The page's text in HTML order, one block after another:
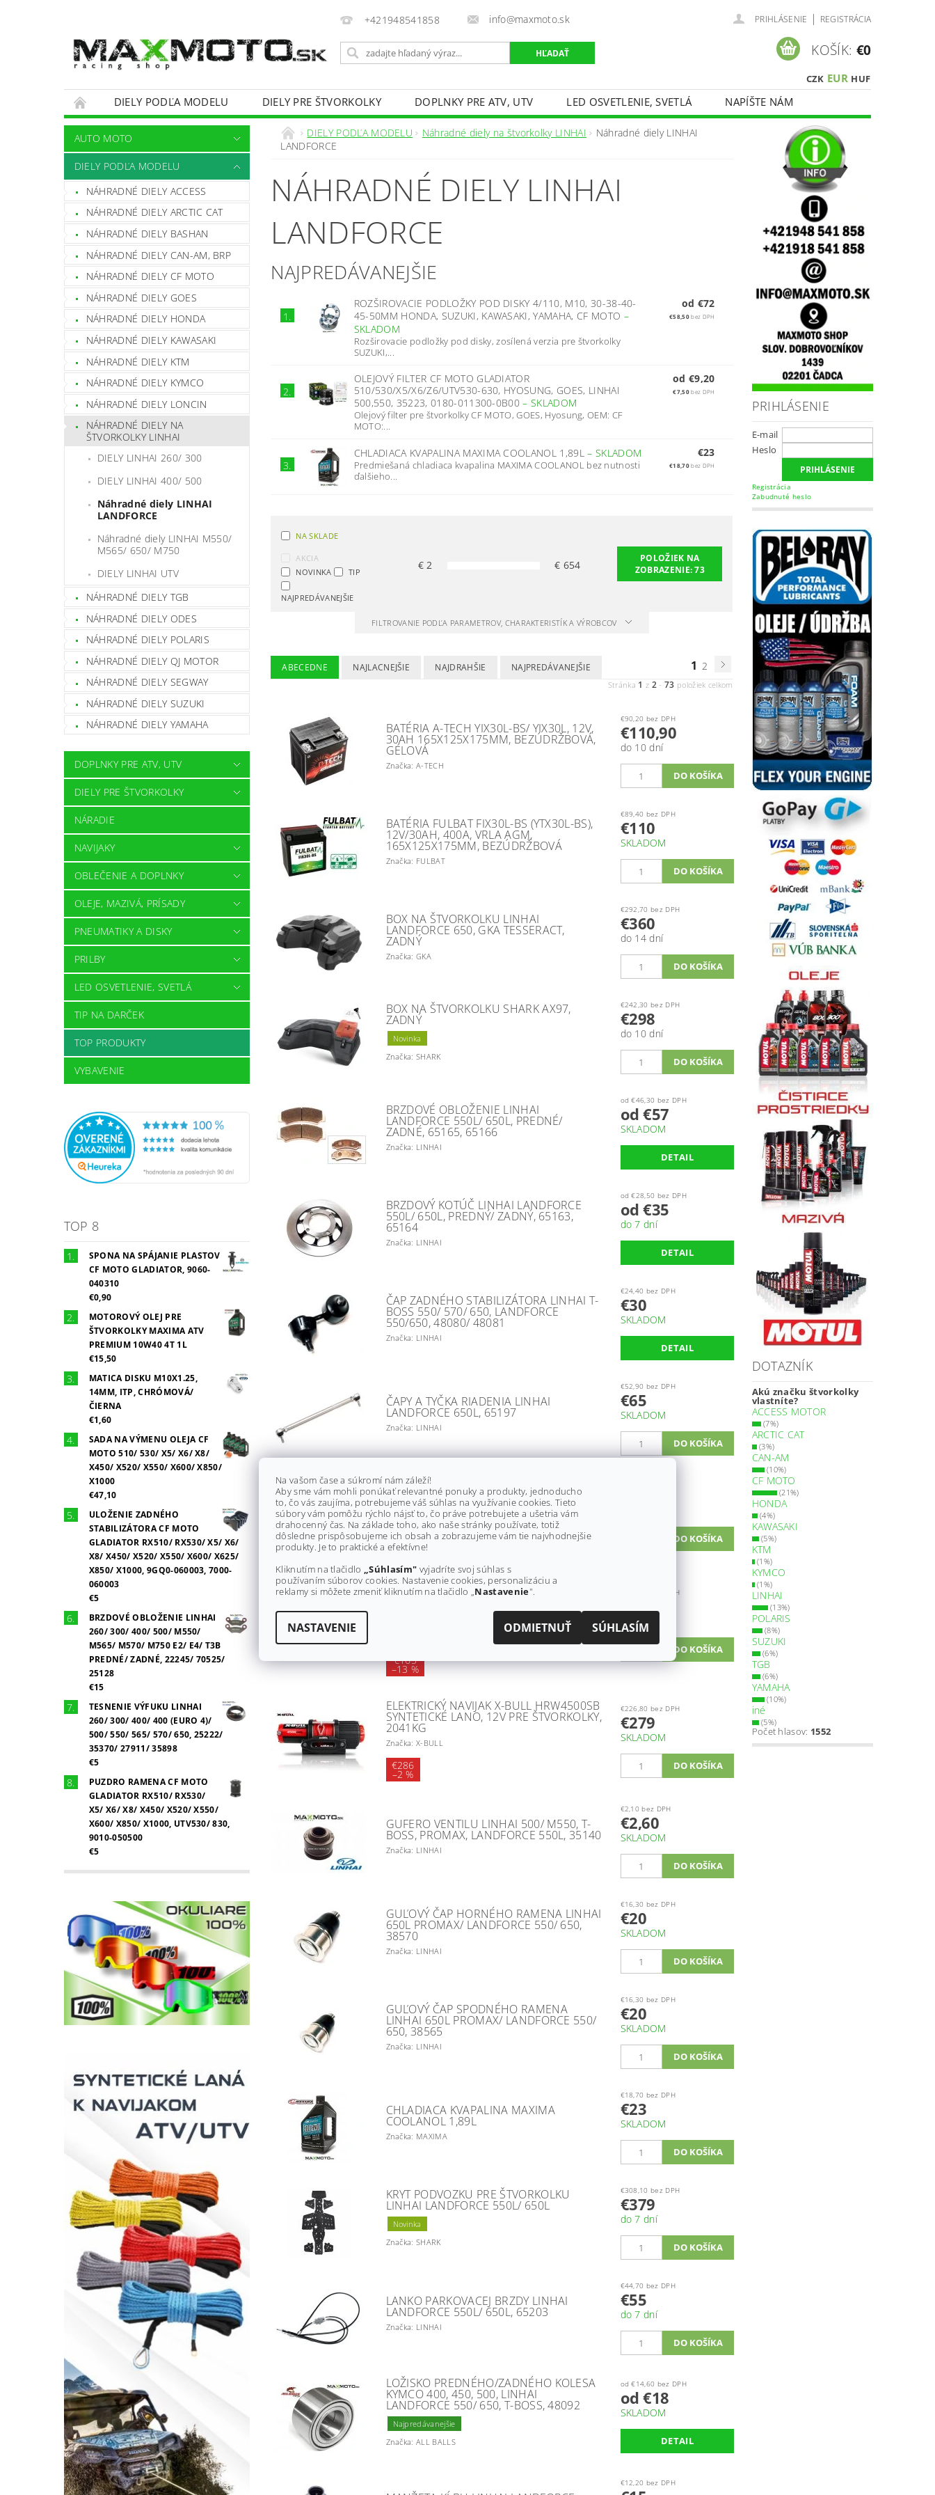
+421948541858 info@maxmoto.sk PRIHLÁSENIE | REGISTRÁCIA
CZK EUR HUF
KOŠÍK: €0
DIELY PODĽA MODELU DIELY PRE ŠTVORKOLKY DOPLNKY PRE ATV, UTV LED OSVETLENIE, SVETLÁ
NAPÍŠTE NÁM
OBCHODNÉ PODMIENKY
KONTAKTY
AUTO MOTO
DIELY PODĽA MODELU
NÁHRADNÉ DIELY ACCESS
NÁHRADNÉ DIELY ARCTIC CAT
NÁHRADNÉ DIELY BASHAN
NÁHRADNÉ DIELY CAN-AM, BRP
NÁHRADNÉ DIELY CF MOTO
NÁHRADNÉ DIELY GOES
NÁHRADNÉ DIELY HONDA
NÁHRADNÉ DIELY KAWASAKI
NÁHRADNÉ DIELY KTM
NÁHRADNÉ DIELY KYMCO
NÁHRADNÉ DIELY LONCIN
NÁHRADNÉ DIELY NA
ŠTVORKOLKY LINHAI
DIELY LINHAI 260/ 300
DIELY LINHAI 400/ 500
Náhradné diely LINHAI
LANDFORCE
Náhradné diely LINHAI M550/
M565/ 650/ M750
DIELY LINHAI UTV
NÁHRADNÉ DIELY TGB
NÁHRADNÉ DIELY ODES
NÁHRADNÉ DIELY POLARIS
NÁHRADNÉ DIELY QJ MOTOR
NÁHRADNÉ DIELY SEGWAY
NÁHRADNÉ DIELY SUZUKI
NÁHRADNÉ DIELY YAMAHA
DOPLNKY PRE ATV, UTV
DIELY PRE ŠTVORKOLKY
NÁRADIE
NAVIJAKY
OBLEČENIE A DOPLNKY
OLEJE, MAZIVÁ, PRÍSADY
PNEUMATIKY A DISKY
PRILBY
LED OSVETLENIE, SVETLÁ
TIP NA DARČEK
TOP PRODUKTY
VYBAVENIE
TOP 8
SPONA NA SPÁJANIE PLASTOV
CF MOTO GLADIATOR, 9060-
040310
€0,90
MOTOROVÝ OLEJ PRE
ŠTVORKOLKY MAXIMA ATV
PREMIUM 10W40 4T 1L
€15,50
MATICA DISKU M10X1.25,
14MM, ITP, CHRÓMOVÁ/
ČIERNA
€1,60
SADA NA VÝMENU OLEJA CF
MOTO 510/ 530/ X5/ X6/ X8/
X450/ X520/ X550/ X600/ X850/
X1000
€47,10
ULOŽENIE ZADNÉHO
STABILIZÁTORA CF MOTO
GLADIATOR RX510/ RX530/ X5/ X6/
X8/ X450/ X520/ X550/ X600/ X625/
X850/ X1000, 9GQ0-060003, 7000-
060003
€5
BRZDOVÉ OBLOŽENIE LINHAI
260/ 300/ 400/ 500/ M550/
M565/ M570/ M750 E2/ E4/ T3B
PREDNÉ/ ZADNÉ, 22245/ 70525/
25128
€15
TESNENIE VÝFUKU LINHAI
260/ 300/ 400/ 400 (EURO 4)/
500/ 550/ 565/ 570/ 650, 25222/
35370/ 27911/ 35898
€5
PUZDRO RAMENA CF MOTO
GLADIATOR RX510/ RX530/
X5/ X6/ X8/ X450/ X520/ X550/
X600/ X850/ X1000, UTV530/ 830,
9010-050500
€5
DIELY PODĽA MODELU Náhradné diely na štvorkolky LINHAI
Náhradné diely LINHAI
LANDFORCE
NÁHRADNÉ DIELY LINHAI
LANDFORCE
NAJPREDÁVANEJŠIE
1.
ROZŠIROVACIE PODLOŽKY POD DISKY 4/110, M10, 30-38-40-
45-50MM HONDA, SUZUKI, KAWASAKI, YAMAHA, CF MOTO –
SKLADOM
Rozširovacie podložky pod disky, zosílená verzia pre štvorkolky
SUZUKI,...
od €72
€58,50bez DPH
2.
OLEJOVÝ FILTER CF MOTO GLADIATOR
510/530/X5/X6/Z6/UTV530-630, HYOSUNG, GOES, LINHAI
500,550, 35223, 0180-011300-0B00–SKLADOM
Olejový filter pre štvorkolky CF MOTO, GOES, Hyosung, OEM: CF
MOTO:...
od €9,20
€7,50bez DPH
3.
CHLADIACA KVAPALINA MAXIMA COOLANOL 1,89L– SKLADOM
Predmiešaná chladiaca kvapalina MAXIMA COOLANOL bez nutnosti
ďalšieho...
€23
€18,70bez DPH
NA SKLADE
AKCIA
NOVINKA
TIP
NAJPREDÁVANEJŠIE
€ 2 € 654
POLOŽIEK NA
ZOBRAZENIE:73
FILTROVANIE PODĽA PARAMETROV, CHARAKTERISTÍK A VÝROBCOV
ABECEDNE NAJLACNEJŠIE NAJDRAHŠIE NAJPREDÁVANEJŠIE 1 2
Stránka 1 z 2 -73 položiek celkom
BATÉRIA A-TECH YIX30L-BS/ YIX30L, 12V,
30AH 165X125X175MM, BEZÚDRŽBOVÁ,
GÉLOVÁ
Značka: A-TECH
€90,20 bez DPH
€110,90
do 10 dní
BATÉRIA FULBAT FIX30L-BS (YTX30L-BS),
12V/30AH, 400A, VRLA AGM,
165X125X175MM, BEZÚDRŽBOVÁ
Značka: FULBAT
€89,40 bez DPH
€110
SKLADOM
BOX NA ŠTVORKOLKU LINHAI
LANDFORCE 650, GKA TESSERACT,
ZADNÝ
Značka: GKA
€292,70 bez DPH
€360
do 14 dní
BOX NA ŠTVORKOLKU SHARK AX97,
ZADNÝ
Novinka
Značka: SHARK
€242,30 bez DPH
€298
do 10 dní
BRZDOVÉ OBLOŽENIE LINHAI
LANDFORCE 550L/ 650L, PREDNÉ/
ZADNÉ, 65165, 65166
Značka: LINHAI
od €46,30 bez DPH
od €57
SKLADOM
DETAIL
BRZDOVÝ KOTÚČ LINHAI LANDFORCE
550L/ 650L, PREDNÝ/ ZADNÝ, 65163,
65164
Značka: LINHAI
od €28,50 bez DPH
od €35
do 7 dní
DETAIL
ČAP ZADNÉHO STABILIZÁTORA LINHAI T-
BOSS 550/ 570/ 650, LANDFORCE
550/650, 48080/ 48081
Značka: LINHAI
€24,40 bez DPH
€30
SKLADOM
DETAIL
ČAPY A TYČKA RIADENIA LINHAI
LANDFORCE 650L, 65197
Značka: LINHAI
€52,90 bez DPH
€65
SKLADOM
ČERPADLO PALIVA LINHAI LANDFORCE
550/ 650 L, 65129
Značka: LINHAI
€234
–35 %
ELEKTRICKÝ NAVIJAK X-BULL HRW3000B
SYNTETICKÉ LANO, 12V PRE ŠTVORKOLKY,
€165
–13 %
€115,50 bez DPH
€142
SKLADOM
ELEKTRICKÝ NAVIJAK X-BULL HRW4500SB
SYNTETICKÉ LANO, 12V PRE ŠTVORKOLKY,
2041KG
Značka: X-BULL
€286
–2 %
€226,80 bez DPH
€279
SKLADOM
GUFERO VENTILU LINHAI 500/ M550, T-
BOSS, PROMAX, LANDFORCE 550L, 35140
Značka: LINHAI
€2,10 bez DPH
€2,60
SKLADOM
GUĽOVÝ ČAP HORNÉHO RAMENA LINHAI
650L PROMAX/ LANDFORCE 550/ 650,
38570
Značka: LINHAI
€16,30 bez DPH
€20
SKLADOM
GUĽOVÝ ČAP SPODNÉHO RAMENA
LINHAI 650L PROMAX/ LANDFORCE 550/
650, 38565
Značka: LINHAI
€16,30 bez DPH
€20
SKLADOM
CHLADIACA KVAPALINA MAXIMA
COOLANOL 1,89L
Značka: MAXIMA
€18,70 bez DPH
€23
SKLADOM
KRYT PODVOZKU PRE ŠTVORKOLKU
LINHAI LANDFORCE 550L/ 650L
Novinka
Značka: SHARK
€308,10 bez DPH
€379
do 7 dní
LANKO PARKOVACEJ BRZDY LINHAI
LANDFORCE 550L/ 650L, 65203
Značka: LINHAI
€44,70 bez DPH
€55
do 7 dní
LOŽISKO PREDNÉHO/ZADNÉHO KOLESA
KYMCO 400, 450, 500, LINHAI
LANDFORCE 550/ 650, T-BOSS, 48092
Najpredávanejšie
Značka: ALL BALLS
od €14,60 bez DPH
od €18
SKLADOM
DETAIL
€12,20 bez DPH
PRIHLÁSENIE
E-mail
Heslo
Registrácia
Zabudnuté heslo
DOTAZNÍK
Akú značku štvorkolky
vlastníte?
ACCESS MOTOR
(7%)
ARCTIC CAT
(3%)
CAN-AM
(10%)
CF MOTO
(21%)
HONDA
(4%)
KAWASAKI
(5%)
KTM
(1%)
KYMCO
(1%)
LINHAI
(13%)
POLARIS
(8%)
SUZUKI
(6%)
TGB
(6%)
YAMAHA
(10%)
iné
(5%)
Počet hlasov: 1552
Na vašom čase a súkromí nám záleží!
Aby sme vám mohli ponúkať relevantné ponuky a produkty, jednoducho
to, čo vás zaujíma, potrebujeme váš súhlas na využívanie cookies. Tieto
súbory vám pomôžu rýchlo nájsť to, čo práve potrebujete a ušetria vám
drahocenný čas. Na základe toho, ako naše stránky používate, totiž
dôsledne prispôsobujeme ich obsah a zobrazujeme vám tie najvhodnejšie
produkty. Je to praktické a efektívne!
Kliknutím na tlačidlo „Súhlasím" vyjadríte svoj súhlas s
používaním súborov cookies. Nastavenie cookies, personalizáciu a
reklamy si môžete zmeniť kliknutím na tlačidlo „Nastavenie".
NASTAVENIE ODMIETNUŤ SÚHLASÍM